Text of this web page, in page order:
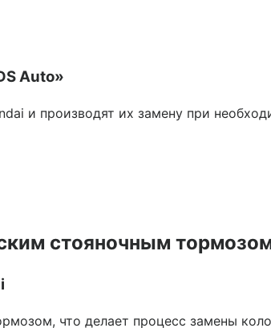
Auto»
и производят их замену при
стояночным
что делает процесс замены